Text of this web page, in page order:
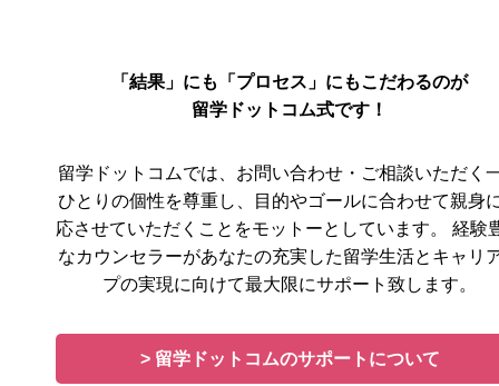
「結果」にも「プロセス」にもこだわるのが
留学ドットコム式です！
留学ドットコムでは、お問い合わせ・ご相談いただく
ひとりの個性を尊重し、目的やゴールに合わせて親身
応させていただくことをモットーとしています。 経験
なカウンセラーがあなたの充実した留学生活とキャリ
プの実現に向けて最大限にサポート致します。
> 留学ドットコムのサポートについて